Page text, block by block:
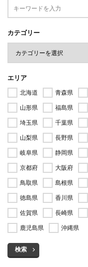
カテゴリー
エリア
北海道 青森県
山形県
福島県
埼玉県
千葉県
山梨県
長野県
岐阜県
静岡県
京都府
大阪府
鳥取県
島根県
徳島県
香川県
佐賀県
長崎県
鹿児島県
沖縄県
検索